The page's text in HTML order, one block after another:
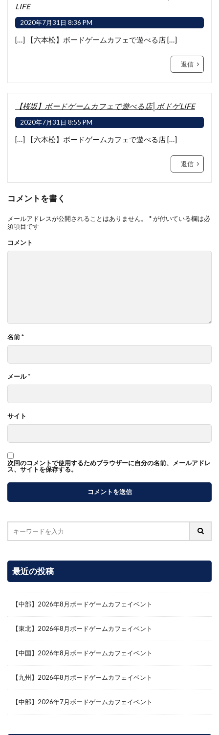
LIFE
2020年7月31日 8:36 PM
[…] 【六本松】ボードゲームカフェで遊べる店 […]
返信
【桜坂】ボードゲームカフェで遊べる店│ボドゲLIFE
2020年7月31日 8:55 PM
[…] 【六本松】ボードゲームカフェで遊べる店 […]
返信
コメントを書く
メールアドレスが公開されることはありません。 *が付いている欄は必
須項目です
コメント
名前*
メール*
サイト
次回のコメントで使用するためブラウザーに自分の名前、メールアドレ
ス、サイトを保存する。
最近の投稿
【中部】2026年8月ボードゲームカフェイベント
【東北】2026年8月ボードゲームカフェイベント
【中国】2026年8月ボードゲームカフェイベント
【九州】2026年8月ボードゲームカフェイベント
【中部】2026年7月ボードゲームカフェイベント